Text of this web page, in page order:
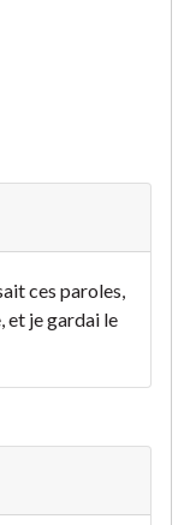
ces paroles,
et je gardai le